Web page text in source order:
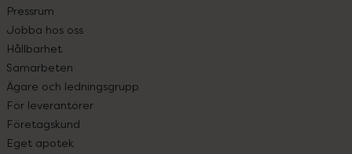
Pressrum
Jobba hos oss
Hållbarhet
Samarbeten
Ägare och ledningsgrupp
För leverantörer
Företagskund
Eget apotek